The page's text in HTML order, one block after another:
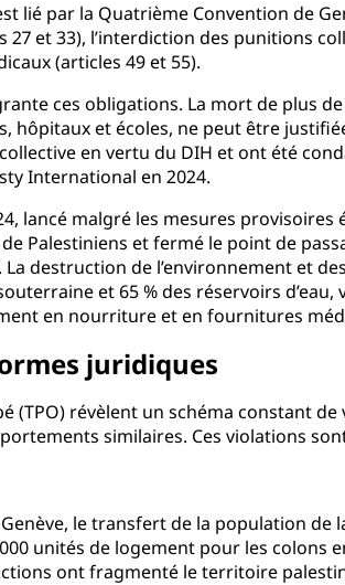
lié par la Quatrième Convention de
et 33), l’interdiction des punitions
(articles 49 et 55).
ces obligations. La mort de plus
hôpitaux et écoles, ne peut être
en vertu du DIH et ont été
International en 2024.
lancé malgré les mesures provisoires
Palestiniens et fermé le point de
destruction de l’environnement et
et 65 % des réservoirs
en nourriture et en fournitures
juridiques
(TPO) révèlent un schéma constant
similaires. Ces violations
le transfert de la population
unités de logement pour les colons
ont fragmenté le territoire